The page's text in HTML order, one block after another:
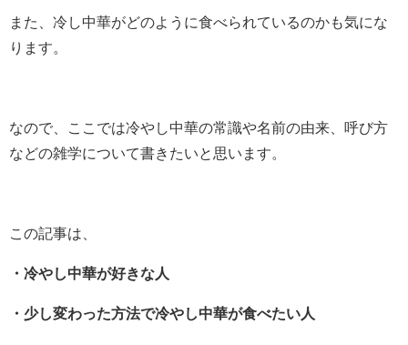
また、冷し中華がどのように食べられているのかも気にな
ります。
なので、ここでは冷やし中華の常識や名前の由来、呼び方
などの雑学について書きたいと思います。
この記事は、
・冷やし中華が好きな人
・少し変わった方法で冷やし中華が食べたい人